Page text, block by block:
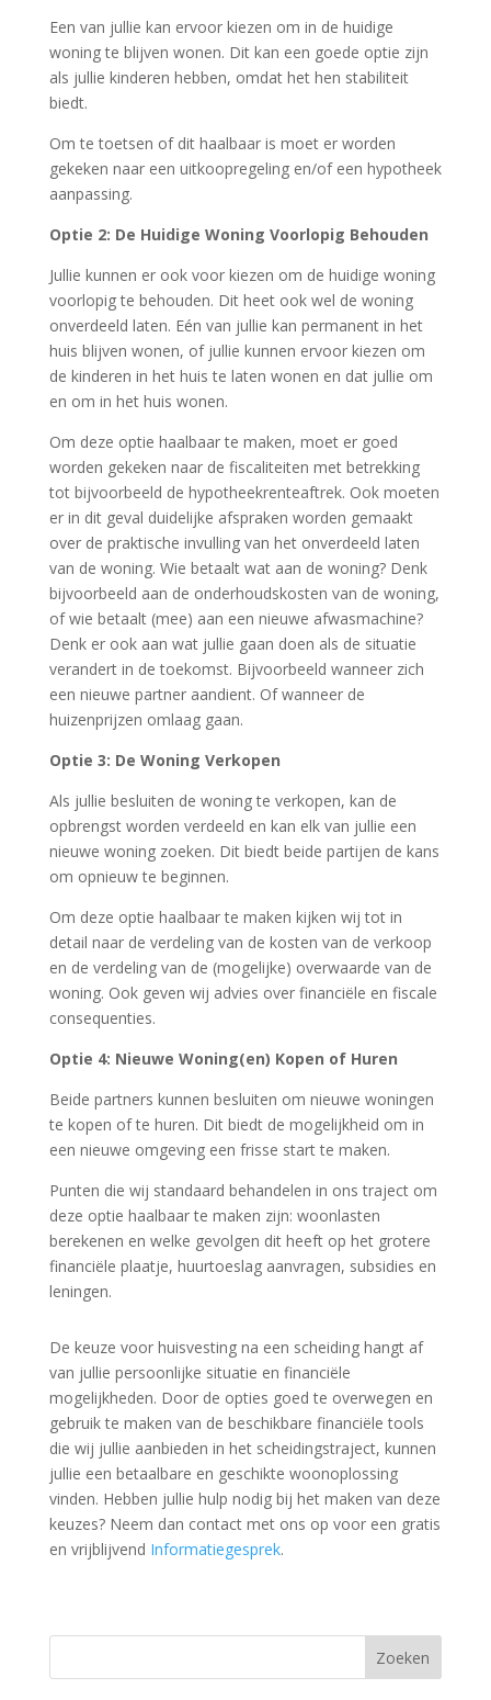
Een van jullie kan ervoor kiezen om in de huidige
woning te blijven wonen. Dit kan een goede optie zijn
als jullie kinderen hebben, omdat het hen stabiliteit
biedt.
Om te toetsen of dit haalbaar is moet er worden
gekeken naar een uitkoopregeling en/of een hypotheek
aanpassing.
Optie 2: De Huidige Woning Voorlopig Behouden
Jullie kunnen er ook voor kiezen om de huidige woning
voorlopig te behouden. Dit heet ook wel de woning
onverdeeld laten. Eén van jullie kan permanent in het
huis blijven wonen, of jullie kunnen ervoor kiezen om
de kinderen in het huis te laten wonen en dat jullie om
en om in het huis wonen.
Om deze optie haalbaar te maken, moet er goed
worden gekeken naar de fiscaliteiten met betrekking
tot bijvoorbeeld de hypotheekrenteaftrek. Ook moeten
er in dit geval duidelijke afspraken worden gemaakt
over de praktische invulling van het onverdeeld laten
van de woning. Wie betaalt wat aan de woning? Denk
bijvoorbeeld aan de onderhoudskosten van de woning,
of wie betaalt (mee) aan een nieuwe afwasmachine?
Denk er ook aan wat jullie gaan doen als de situatie
verandert in de toekomst. Bijvoorbeeld wanneer zich
een nieuwe partner aandient. Of wanneer de
huizenprijzen omlaag gaan.
Optie 3: De Woning Verkopen
Als jullie besluiten de woning te verkopen, kan de
opbrengst worden verdeeld en kan elk van jullie een
nieuwe woning zoeken. Dit biedt beide partijen de kans
om opnieuw te beginnen.
Om deze optie haalbaar te maken kijken wij tot in
detail naar de verdeling van de kosten van de verkoop
en de verdeling van de (mogelijke) overwaarde van de
woning. Ook geven wij advies over financiële en fiscale
consequenties.
Optie 4: Nieuwe Woning(en) Kopen of Huren
Beide partners kunnen besluiten om nieuwe woningen
te kopen of te huren. Dit biedt de mogelijkheid om in
een nieuwe omgeving een frisse start te maken.
Punten die wij standaard behandelen in ons traject om
deze optie haalbaar te maken zijn: woonlasten
berekenen en welke gevolgen dit heeft op het grotere
financiële plaatje, huurtoeslag aanvragen, subsidies en
leningen.
De keuze voor huisvesting na een scheiding hangt af
van jullie persoonlijke situatie en financiële
mogelijkheden. Door de opties goed te overwegen en
gebruik te maken van de beschikbare financiële tools
die wij jullie aanbieden in het scheidingstraject, kunnen
jullie een betaalbare en geschikte woonoplossing
vinden. Hebben jullie hulp nodig bij het maken van deze
keuzes? Neem dan contact met ons op voor een gratis
en vrijblijvend Informatiegesprek.
Zoeken